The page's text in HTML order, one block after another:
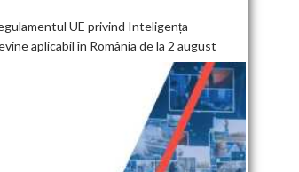
UE privind Inteligența
aplicabil în România de la 2 august